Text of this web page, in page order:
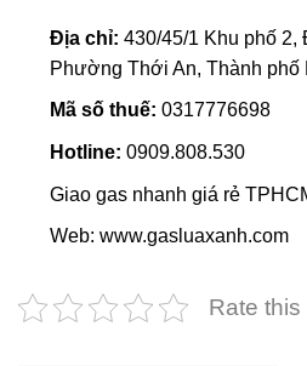
Địa chỉ: 430/45/1 Khu phố
Phường Thới An, Thành phố
Mã số thuế: 0317776698
Hotline: 0909.808.530
Giao gas nhanh giá rẻ
Web: www.gasluaxanh.com
Rate this